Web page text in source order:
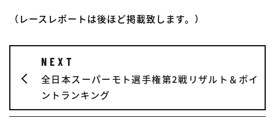
（レースレポートは後ほど掲載致します。）
NEXT
全日本スーパーモト選手権第2戦リザルト＆ポイ
ントランキング